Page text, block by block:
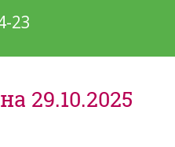
23
29.10.2025